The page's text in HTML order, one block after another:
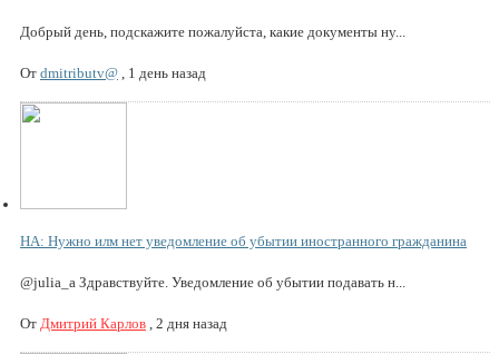
Добрый день, подскажите пожалуйста, какие документы ну...
От dmitributv@ 1 день назад
НА: Нужно илм нет уведомление об убытии иностранного гражданина
@julia_a Здравствуйте. Уведомление об убытии подавать н...
От Дмитрий Карлов 2 дня назад